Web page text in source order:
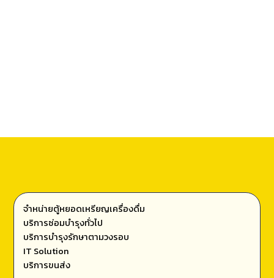
จำหน่ายตู้หยอดเหรียญเครื่องดื่ม
บริการซ่อมบำรุงทั่วไป
บริการบำรุงรักษาตามวงรอบ
IT Solution
บริการขนส่ง